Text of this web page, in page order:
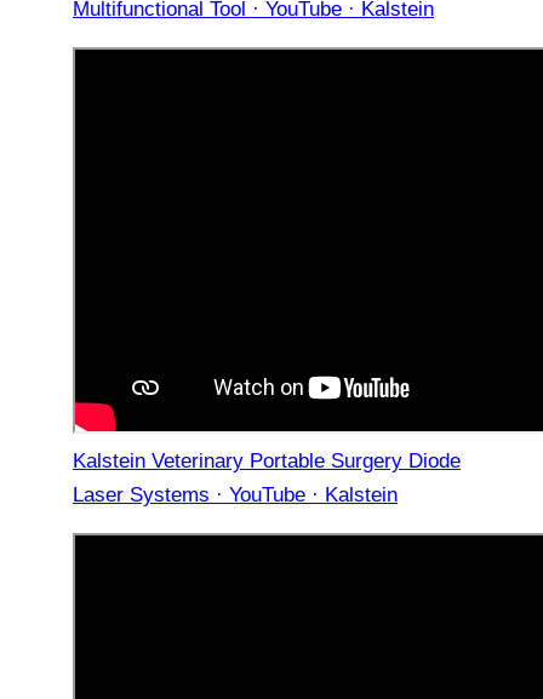
Multifunctional Tool · YouTube · Kalstein
Kalstein Veterinary Portable Surgery Diode
Laser Systems · YouTube · Kalstein